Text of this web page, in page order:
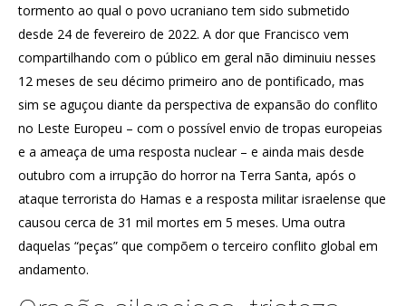
tormento ao qual o povo ucraniano tem sido submetido
desde 24 de fevereiro de 2022. A dor que Francisco vem
compartilhando com o público em geral não diminuiu nesses
12 meses de seu décimo primeiro ano de pontificado, mas
sim se aguçou diante da perspectiva de expansão do conflito
no Leste Europeu – com o possível envio de tropas europeias
e a ameaça de uma resposta nuclear – e ainda mais desde
outubro com a irrupção do horror na Terra Santa, após o
ataque terrorista do Hamas e a resposta militar israelense que
causou cerca de 31 mil mortes em 5 meses. Uma outra
daquelas “peças” que compõem o terceiro conflito global em
andamento.